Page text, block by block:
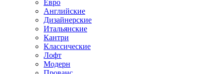
Евро
Английские
Дизайнерские
Итальянские
Кантри
Классические
Лофт
Модерн